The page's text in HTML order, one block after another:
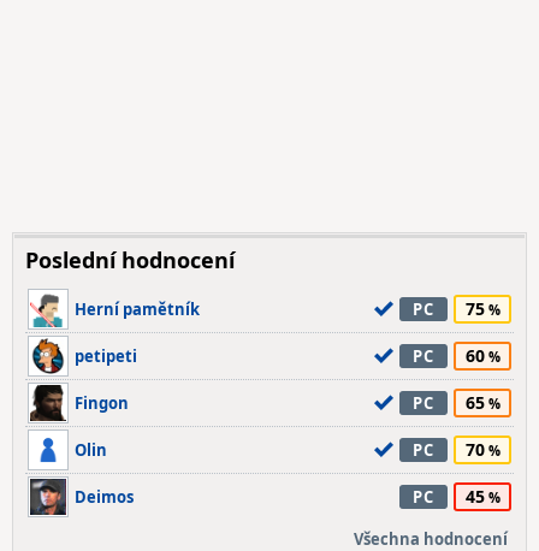
Poslední hodnocení
Herní pamětník PC 75
petipeti PC 60
Fingon PC 65
Olin PC 70
Deimos PC 45
Všechna hodnocení